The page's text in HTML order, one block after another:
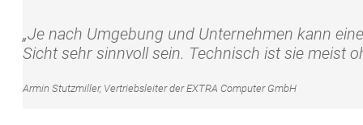
„Je nach Umgebung und Unternehmen kann
Sicht sehr sinnvoll sein. Technisch ist sie meist
Armin Stutzmiller, Vertriebsleiter der EXTRA Computer GmbH